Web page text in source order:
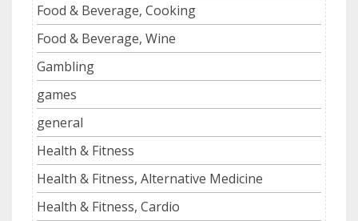
Food & Beverage, Cooking
Food & Beverage, Wine
Gambling
games
general
Health & Fitness
Health & Fitness, Alternative Medicine
Health & Fitness, Cardio